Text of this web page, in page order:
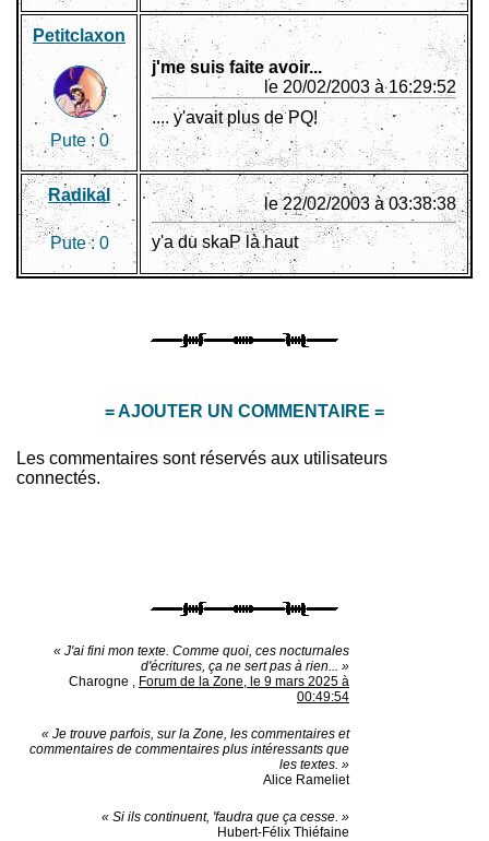
Petitclaxon
Pute : 0
j'me suis faite avoir...
le 20/02/2003 à 16:29:52
.... y'avait plus de PQ!
Radikal
Pute :0
le 22/02/2003 à 03:38:38
y'a du skaP là haut
= AJOUTER UN COMMENTAIRE =
Les commentaires sont réservés aux utilisateurs
connectés.
« J'ai fini mon texte. Comme quoi, ces nocturnales
d'écritures, ça ne sert pas à rien... »
Charogne , Forum de la Zone, le 9 mars 2025 à
00:49:54
« Je trouve parfois, sur la Zone, les commentaires et
commentaires de commentaires plus intéressants que
les textes. »
Alice Rameliet
« Si ils continuent, 'faudra que ça cesse. »
Hubert-Félix Thiéfaine